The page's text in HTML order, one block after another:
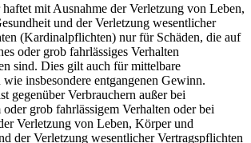
mit Ausnahme der Verletzung von Leben,
und der Verletzung wesentlicher
(Kardinalpflichten) nur für Schäden, die auf
oder grob fahrlässiges Verhalten
sind. Dies gilt auch für mittelbare
wie insbesondere entgangenen Gewinn.
gegenüber Verbrauchern außer bei
grob fahrlässigem Verhalten oder bei
Verletzung von Leben, Körper und
der Verletzung wesentlicher Vertragspflichten